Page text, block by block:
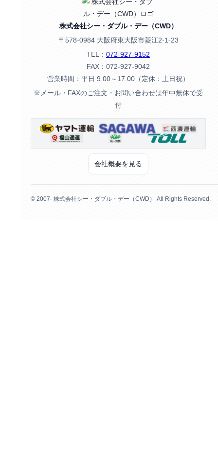
株式会社シー・ダブル・デー（CWD）
〒578-0984 大阪府東大阪市菱江2-1-23
TEL： 072-927-9152
FAX：072-927-9042
営業時間：平日 9:00～17:00（定休：土日祝）
※メール・FAXのご注文・お問い合わせは年中無休で受
付
会社概要を見る
© 2007- 株式会社シー・ダブル・デー（CWD） All Rights Reserved.